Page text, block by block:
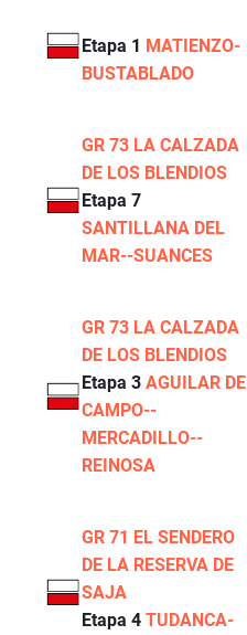
Etapa 1 MATIENZO-
BUSTABLADO
GR 73 LA CALZADA
DE LOS BLENDIOS
Etapa 7
SANTILLANA DEL
MAR--SUANCES
GR 73 LA CALZADA
DE LOS BLENDIOS
Etapa 3 AGUILAR DE
CAMPO--
MERCADILLO--
REINOSA
GR 71 EL SENDERO
DE LA RESERVA DE
SAJA
Etapa 4 TUDANCA-